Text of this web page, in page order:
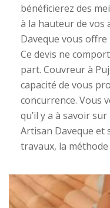
bénéficierez des
à la hauteur de vos
Daveque vous
Ce devis ne
part. Couvreur à
capacité de vous
concurrence. Vous
qu’il y a à savoir
Artisan Daveque et
travaux, la